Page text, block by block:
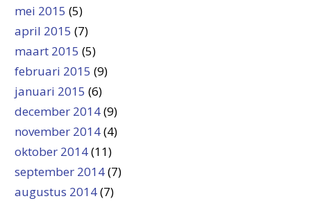
mei 2015 (5)
april 2015 (7)
maart 2015 (5)
februari 2015 (9)
januari 2015 (6)
december 2014(9)
november 2014(4)
oktober 2014(11)
september 2014(7)
augustus 2014(7)